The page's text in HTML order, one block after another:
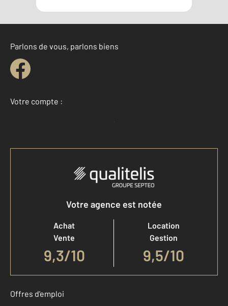
Parlons de vous, parlons biens
Votre compte :
Accéder à mon compte
Votre agence est notée
Achat
Vente
9,3/10
Location
Gestion
9,5/10
Offres d'emploi